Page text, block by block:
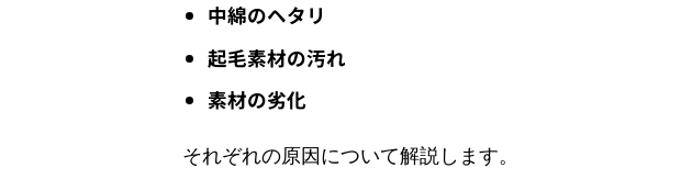
中綿のヘタリ
起毛素材の汚れ
素材の劣化
それぞれの原因について解説します。